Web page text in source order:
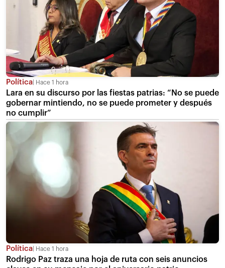
Política Hace 1 hora
Lara en su discurso por las fiestas patrias: “No se puede
gobernar mintiendo, no se puede prometer y después
no cumplir”
Política Hace 1 hora
Rodrigo Paz traza una hoja de ruta con seis anuncios